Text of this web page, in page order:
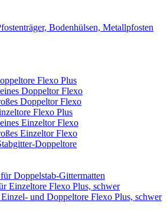
Bodenhülsen, Metallpfosten
Flexo Plus
Doppeltor Flexo
Doppeltor Flexo
Flexo Plus
Einzeltor Flexo
Einzeltor Flexo
Doppeltore
Doppelstab-Gittermatten
Einzeltore Flexo Plus, schwer
und Doppeltore Flexo Plus, schwer